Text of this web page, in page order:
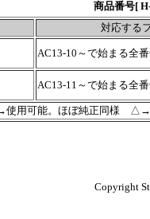
商品番号[
対応する
AC13-10～で始まる全
AC13-11～で始まる全
用可能。ほぼ純正同様
Copyright